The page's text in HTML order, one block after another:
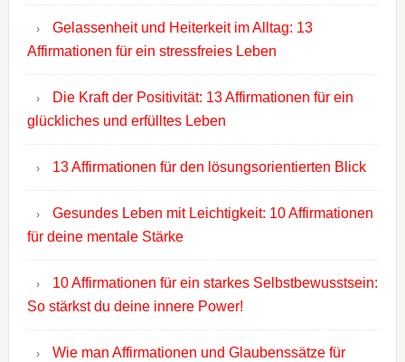
Gelassenheit und Heiterkeit im Alltag: 13
Affirmationen für ein stressfreies Leben
Die Kraft der Positivität: 13 Affirmationen für ein
glückliches und erfülltes Leben
13 Affirmationen für den lösungsorientierten Blick
Gesundes Leben mit Leichtigkeit: 10 Affirmationen
für deine mentale Stärke
10 Affirmationen für ein starkes Selbstbewusstsein:
So stärkst du deine innere Power!
Wie man Affirmationen und Glaubenssätze für